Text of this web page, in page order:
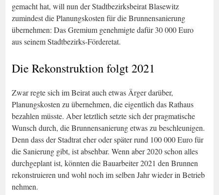
gemacht hat, will nun der Stadtbezirksbeirat Blasewitz
zumindest die Planungskosten für die Brunnensanierung
übernehmen: Das Gremium genehmigte dafür 30 000 Euro
aus seinem Stadtbezirks-Förderetat.
Die Rekonstruktion folgt 2021
Zwar regte sich im Beirat auch etwas Ärger darüber,
Planungskosten zu übernehmen, die eigentlich das Rathaus
bezahlen müsste. Aber letztlich setzte sich der pragmatische
Wunsch durch, die Brunnensanierung etwas zu beschleunigen.
Denn dass der Stadtrat eher oder später rund 100 000 Euro für
die Sanierung gibt, ist absehbar. Wenn aber 2020 schon alles
durchgeplant ist, könnten die Bauarbeiter 2021 den Brunnen
rekonstruieren und wohl noch im selben Jahr wieder in Betrieb
nehmen.